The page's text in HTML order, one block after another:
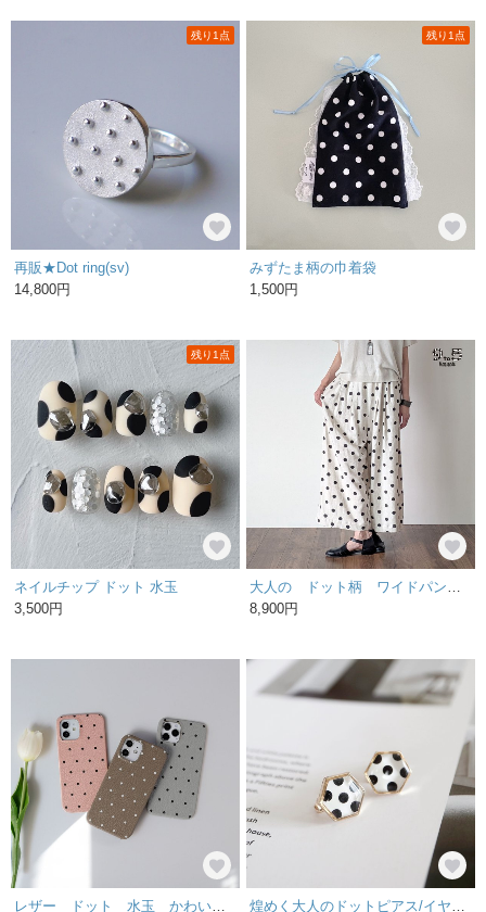
残り1点
再販★Dot ring(sv)
14,800円
残り1点
みずたま柄の巾着袋
1,500円
残り1点
ネイルチップ ドット 水玉
3,500円
8,900円